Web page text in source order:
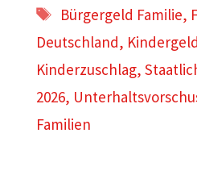
Schlagwörter
Bürgergeld Familie,
Deutschland,
Kinderzuschlag,
2026,
Familien